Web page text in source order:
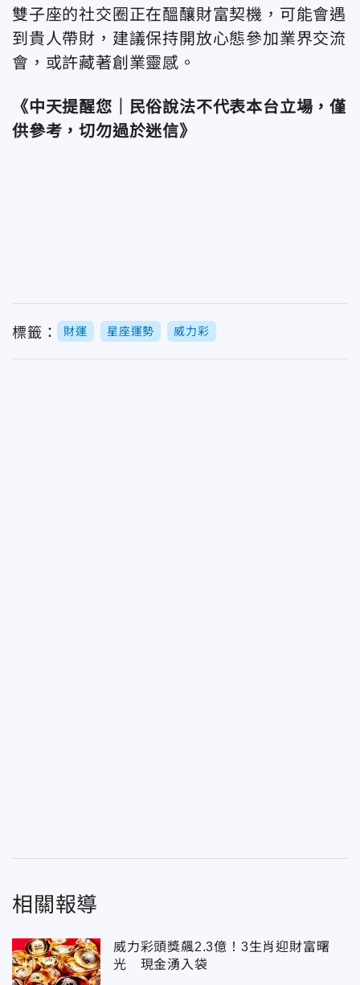
雙子座的社交圈正在醞釀財富契機，可能會遇
到貴人帶財，建議保持開放心態參加業界交流
會，或許藏著創業靈感。
《中天提醒您｜民俗說法不代表本台立場，僅
供參考，切勿過於迷信》
標籤： 財運 星座運勢 威力彩
相關報導
威力彩頭獎飆2.3億！3生肖迎財富曙
光 現金湧入袋